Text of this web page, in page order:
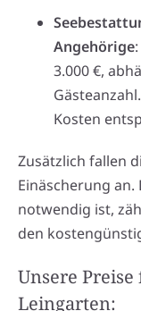
Angehörige
3.000 €,
Kosten
Zusätzlich fallen
Einäscherung
notwendig ist,
den
Unsere
Leingarten: